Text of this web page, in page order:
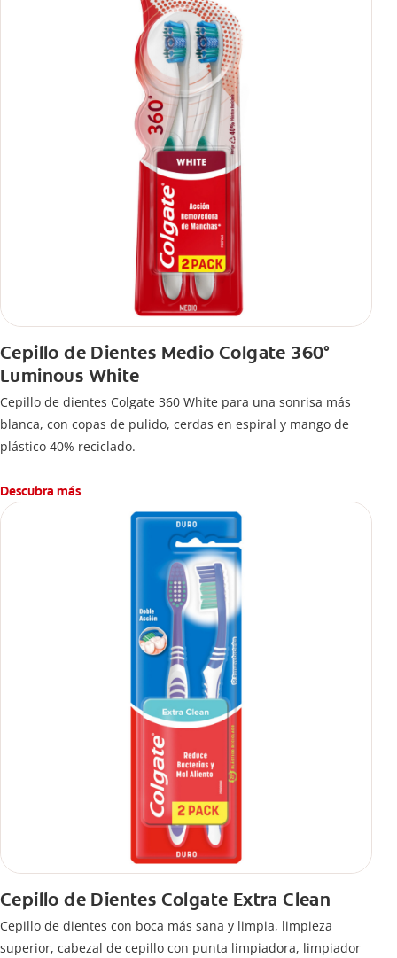
Cepillo de Dientes Medio Colgate 360°
Luminous White
Cepillo de dientes Colgate 360 White para una sonrisa más
blanca, con copas de pulido, cerdas en espiral y mango de
plástico 40% reciclado.
Descubra más
Cepillo de Dientes Colgate Extra Clean
Cepillo de dientes con boca más sana y limpia, limpieza
superior, cabezal de cepillo con punta limpiadora, limpiador